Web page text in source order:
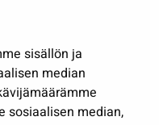
sisällön ja
median
sosiaalisen median,